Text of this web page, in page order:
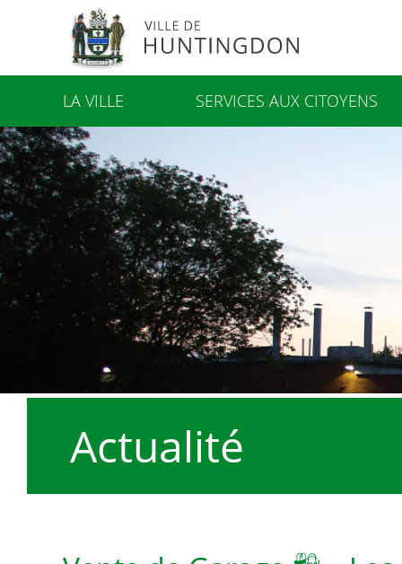
LA VILLE SERVICES AUX CITOYENS
Actualité